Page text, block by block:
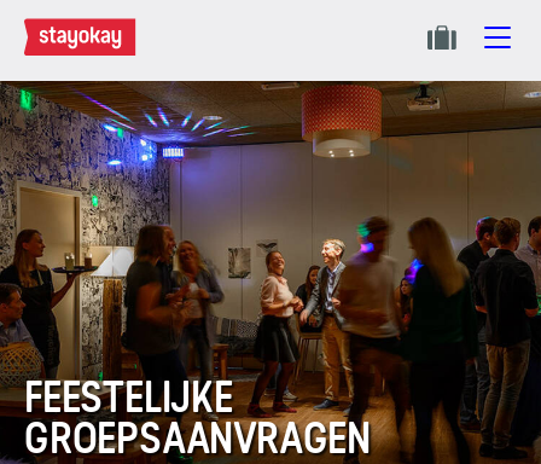
FEESTELIJKE
GROEPSAANVRAGEN